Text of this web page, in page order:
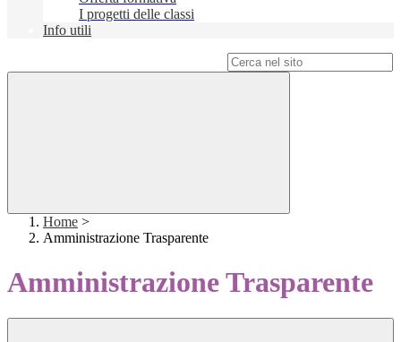
I progetti delle classi
Info utili
Home >
Amministrazione Trasparente
Amministrazione Trasparente